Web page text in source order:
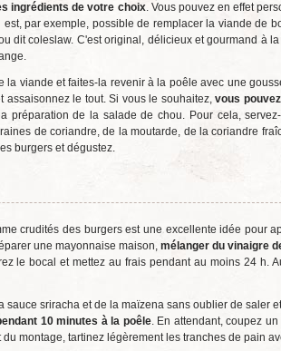
ingrédients de votre choix. Vous pouvez en effet
par exemple, possible de remplacer la viande de
dit coleslaw. C'est original, délicieux et gourmand à la
viande et faites-la revenir à la poêle avec une
assaisonnez le tout. Si vous le souhaitez,vous
préparation de la salade de chou. Pour cela,
de coriandre, de la moutarde, de la coriandre
burgers et dégustez.
crudités des burgers est une excellente idée pour
une mayonnaise maison, mélanger du vinaigre
le bocal et mettez au frais pendant au moins 24 h.
sriracha et de la maïzena sans oublier de saler
10 minutes à la poêle. En attendant, coupez un
montage, tartinez légèrement les tranches de pain